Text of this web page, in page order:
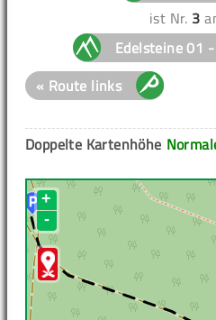
ist Nr. 3
Edelsteine 01
« Route links
Doppelte Kartenhöhe
+
-